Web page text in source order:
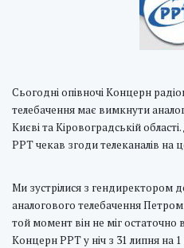
Сьогодні опівночі Концерн
телебачення має вимкнути
Києві та Кіровоградській
РРТ чекав згоди телеканалів на
Ми зустрілися з гендиректором
аналогового телебачення
той момент він не міг остаточно
Концерн РРТ у ніч з 31 липня на 1